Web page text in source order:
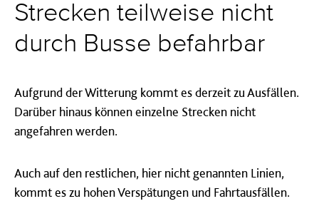
Strecken teilweise nicht
durch Busse befahrbar
Aufgrund der Witterung kommt es derzeit zu Ausfällen.
Darüber hinaus können einzelne Strecken nicht
angefahren werden.
Auch auf den restlichen, hier nicht genannten Linien,
kommt es zu hohen Verspätungen und Fahrtausfällen.